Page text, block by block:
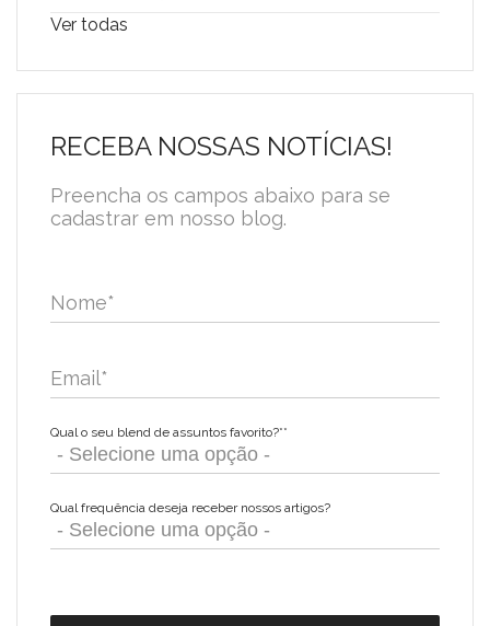
Ver todas
RECEBA NOSSAS NOTÍCIAS!
Preencha os campos abaixo para se
cadastrar em nosso blog.
Nome*
Email*
Qual o seu blend de assuntos favorito?**
Qual frequência deseja receber nossos artigos?